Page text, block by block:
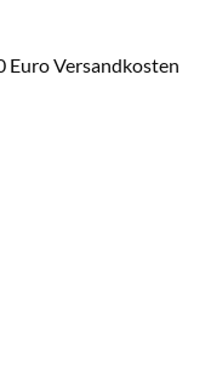
Euro Versandkosten